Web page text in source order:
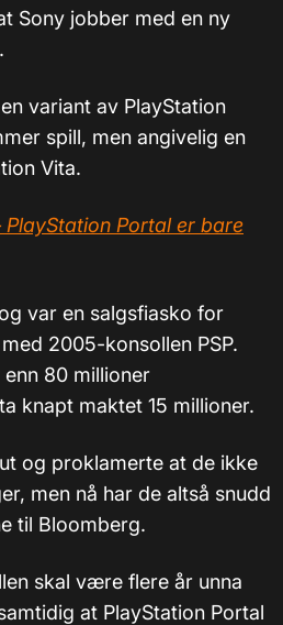
Sony jobber med en ny
variant av PlayStation
spill, men angivelig en
Vita.
PlayStation Portal er bare
var en salgsfiasko for
2005-konsollen PSP.
80 millioner
knapt maktet 15 millioner.
og proklamerte at de ikke
men nå har de altså snudd
til Bloomberg.
skal være flere år unna
at PlayStation Portal